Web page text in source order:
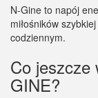
N-Gine to napój
miłośników
codziennym.
Co jeszcze
GINE?